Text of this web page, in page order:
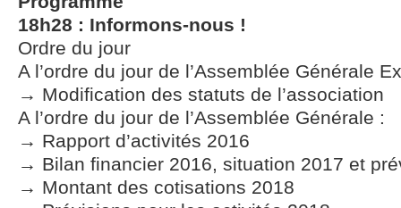
18h28 : Informons-nous !
Ordre du jour
A l’ordre du jour de l’Assemblée Générale
→ Modification des statuts de l’association
A l’ordre du jour de l’Assemblée Générale :
→ Rapport d’activités 2016
→ Bilan financier 2016, situation 2017 et
→ Montant des cotisations 2018